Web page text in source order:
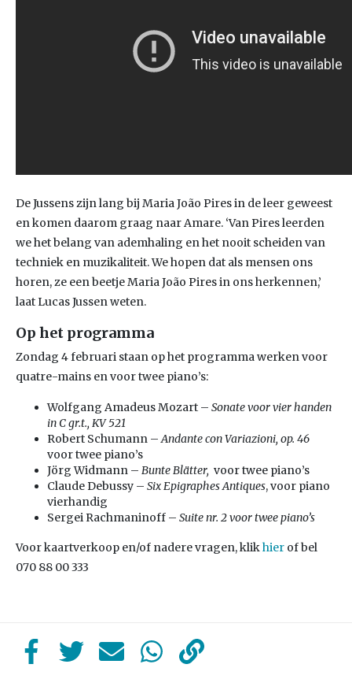
De Jussens zijn lang bij Maria João Pires in de leer geweest
en komen daarom graag naar Amare. ‘Van Pires leerden
we het belang van ademhaling en het nooit scheiden van
techniek en muzikaliteit. We hopen dat als mensen ons
horen, ze een beetje Maria João Pires in ons herkennen,’
laat Lucas Jussen weten.
Op het programma
Zondag 4 februari staan op het programma werken voor
quatre-mains en voor twee piano’s:
Wolfgang Amadeus Mozart – Sonate voor vier handen
in C gr.t., KV 521
Robert Schumann –Andante con Variazioni, op. 46
voor twee piano’s
Jörg Widmann – Bunte Blätter, voor twee piano’s
Claude Debussy – Six Epigraphes Antiques, voor piano
vierhandig
Sergei Rachmaninoff – Suite nr. 2 voor twee piano’s
Voor kaartverkoop en/of nadere vragen, klikhier of bel
070 88 00 333